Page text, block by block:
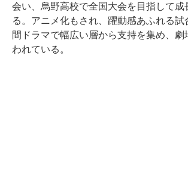
会い、烏野高校で全国大会を目指して成
る。アニメ化もされ、躍動感あふれる試
間ドラマで幅広い層から支持を集め、劇
われている。